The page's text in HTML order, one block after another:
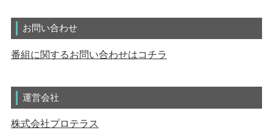
お問い合わせ
番組に関するお問い合わせはコチラ
運営会社
株式会社プロテラス